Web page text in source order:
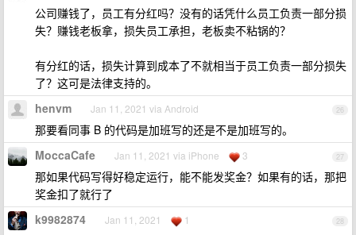
公司赚钱了，员工有分红吗？没有的话凭什么员工负责一部分损
失？赚钱老板拿，损失员工承担，老板卖不粘锅的？
有分红的话，损失计算到成本了不就相当于员工负责一部分损失
了？这可是法律支持的。
26
henvm Jan 11, 2021 via Android
那要看同事 B 的代码是加班写的还是不是加班写的。
27
MoccaCafe Jan 11, 2021 via iPhone 3
那如果代码写得好稳定运行，能不能发奖金？如果有的话，那把
奖金扣了就行了
28
k9982874 Jan 11, 2021 1